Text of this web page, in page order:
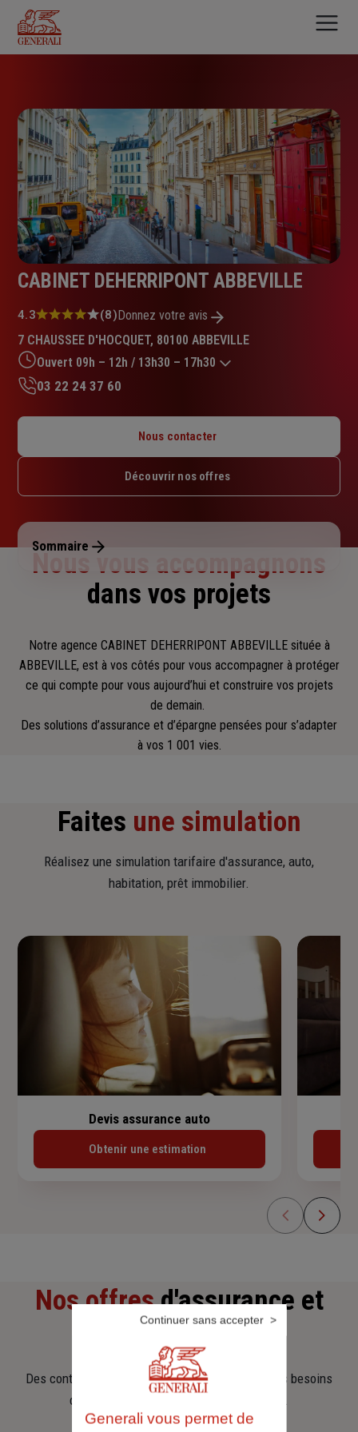
contenu
principal
CABINET DEHERRIPONT ABBEVILLE
Note
4.3
sur
5
étoiles
4.3 (8)Donnez votre avis
7 CHAUSSEE D'HOCQUET, 80100 ABBEVILLE
Ouvert 09h – 12h / 13h30 – 17h30
Mardi : 09h – 12h / 13h30 – 17h30
Jeudi : 09h – 12h / 13h30 – 17h30
Dimanche : Fermé
03 22 24 37 60
Nous contacter
Découvrir nos offres
Sommaire
Nous vous accompagnons
dans vos projets
Notre agence CABINET DEHERRIPONT ABBEVILLE située à
ABBEVILLE, est à vos côtés pour vous accompagner à protéger
ce qui compte pour vous aujourd’hui et construire vos projets
de demain.
Des solutions d’assurance et d’épargne pensées pour s’adapter
à vos 1 001 vies.
Faites une simulation
Réalisez une simulation tarifaire d'assurance, auto,
habitation, prêt immobilier.
Devis assurance auto
Obtenir une estimation
Nos offresd'assurance et
d'épargne
Des contrats clairs et flexibles pour sécuriser vos besoins
d’aujourd’hui et anticiper ceux de demain.
Generali vous permet de
Continuer sans accepter